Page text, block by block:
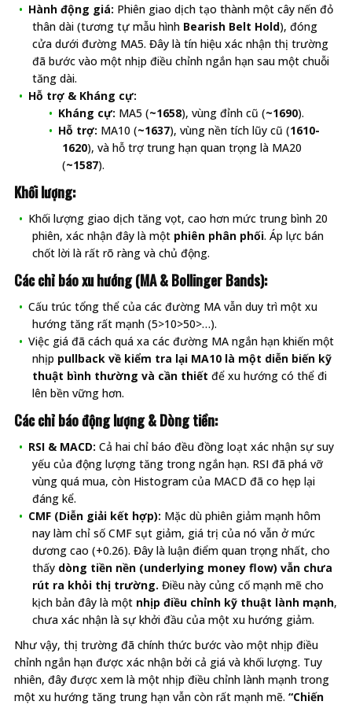
Hành động giá: Phiên giao dịch tạo thành một cây nến đỏ
thân dài (tương tự mẫu hình Bearish Belt Hold), đóng
cửa dưới đường MA5. Đây là tín hiệu xác nhận thị trường
đã bước vào một nhịp điều chỉnh ngắn hạn sau một chuỗi
tăng dài.
Hỗ trợ & Kháng cự:
Kháng cự: MA5 (~1658), vùng đỉnh cũ (~1690).
Hỗ trợ: MA10 (~1637), vùng nền tích lũy cũ (1610-
1620), và hỗ trợ trung hạn quan trọng là MA20
(~1587).
Khối lượng:
Khối lượng giao dịch tăng vọt, cao hơn mức trung bình 20
phiên, xác nhận đây là một phiên phân phối. Áp lực bán
chốt lời là rất rõ ràng và chủ động.
Các chỉ báo xu hướng (MA & Bollinger Bands):
Cấu trúc tổng thể của các đường MA vẫn duy trì một xu
hướng tăng rất mạnh (5>10>50>…).
Việc giá đã cách quá xa các đường MA ngắn hạn khiến một
nhịp pullback về kiểm tra lại MA10 là một diễn biến kỹ
thuật bình thường và cần thiết để xu hướng có thể đi
lên bền vững hơn.
Các chỉ báo động lượng & Dòng tiền:
RSI & MACD: Cả hai chỉ báo đều đồng loạt xác nhận sự suy
yếu của động lượng tăng trong ngắn hạn. RSI đã phá vỡ
vùng quá mua, còn Histogram của MACD đã co hẹp lại
đáng kể.
CMF (Diễn giải kết hợp): Mặc dù phiên giảm mạnh hôm
nay làm chỉ số CMF sụt giảm, giá trị của nó vẫn ở mức
dương cao (+0.26). Đây là luận điểm quan trọng nhất, cho
thấy dòng tiền nền (underlying money flow) vẫn chưa
rút ra khỏi thị trường. Điều này củng cố mạnh mẽ cho
kịch bản đây là một nhịp điều chỉnh kỹ thuật lành mạnh,
chưa xác nhận là sự khởi đầu của một xu hướng giảm.
Như vậy, thị trường đã chính thức bước vào một nhịp điều
chỉnh ngắn hạn được xác nhận bởi cả giá và khối lượng. Tuy
nhiên, đây được xem là một nhịp điều chỉnh lành mạnh trong
một xu hướng tăng trung hạn vẫn còn rất mạnh mẽ. “Chiến